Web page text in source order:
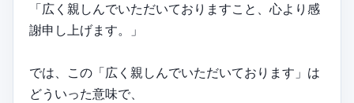
「広く親しんでいただいておりますこと、心より感
謝申し上げます。」
では、この「広く親しんでいただいております」は
どういった意味で、